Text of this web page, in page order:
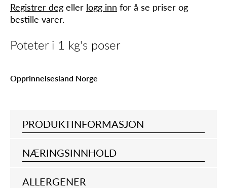
Registrer deg eller logg inn for å se priser og
bestille varer.
Poteter i 1 kg's poser
Opprinnelsesland Norge
PRODUKTINFORMASJON
NÆRINGSINNHOLD
ALLERGENER